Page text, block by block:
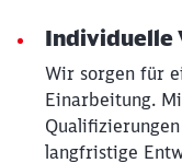
Individuelle
Wir sorgen für
Einarbeitung.
langfristige